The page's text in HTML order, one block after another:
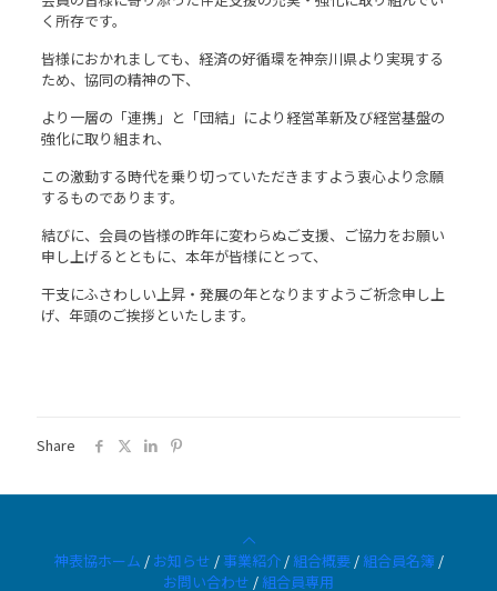
く所存です。
皆様におかれましても、経済の好循環を神奈川県より実現する
ため、協同の精神の下、
より一層の「連携」と「団結」により経営革新及び経営基盤の
強化に取り組まれ、
この激動する時代を乗り切っていただきますよう衷心より念願
するものであります。
結びに、会員の皆様の昨年に変わらぬご支援、ご協力をお願い
申し上げるとともに、本年が皆様にとって、
干支にふさわしい上昇・発展の年となりますようご祈念申し上
げ、年頭のご挨拶といたします。
Share
神表協ホーム / お知らせ / 事業紹介/ 組合概要/ 組合員名簿 /
お問い合わせ / 組合員専用